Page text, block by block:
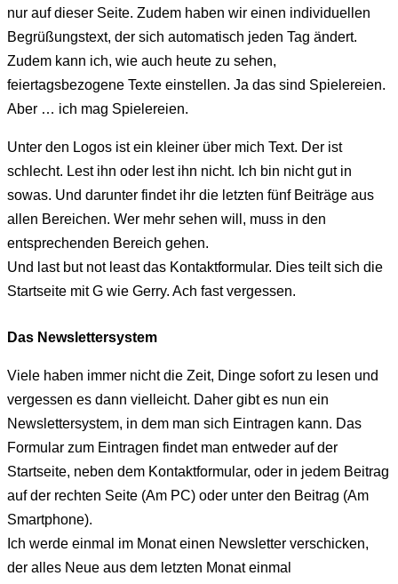
nur auf dieser Seite. Zudem haben wir einen individuellen
Begrüßungstext, der sich automatisch jeden Tag ändert.
Zudem kann ich, wie auch heute zu sehen,
feiertagsbezogene Texte einstellen. Ja das sind Spielereien.
Aber … ich mag Spielereien.
Unter den Logos ist ein kleiner über mich Text. Der ist
schlecht. Lest ihn oder lest ihn nicht. Ich bin nicht gut in
sowas. Und darunter findet ihr die letzten fünf Beiträge aus
allen Bereichen. Wer mehr sehen will, muss in den
entsprechenden Bereich gehen.
Und last but not least das Kontaktformular. Dies teilt sich die
Startseite mit G wie Gerry. Ach fast vergessen.
Das Newslettersystem
Viele haben immer nicht die Zeit, Dinge sofort zu lesen und
vergessen es dann vielleicht. Daher gibt es nun ein
Newslettersystem, in dem man sich Eintragen kann. Das
Formular zum Eintragen findet man entweder auf der
Startseite, neben dem Kontaktformular, oder in jedem Beitrag
auf der rechten Seite (Am PC) oder unter den Beitrag (Am
Smartphone).
Ich werde einmal im Monat einen Newsletter verschicken,
der alles Neue aus dem letzten Monat einmal